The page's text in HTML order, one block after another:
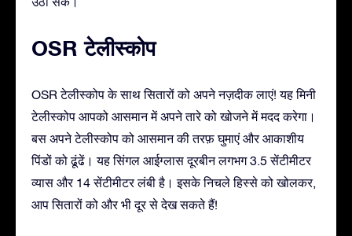
OSR टेलीस्कोप
OSR टेलीस्कोप के साथ सितारों को अपने नज़दीक लाएं! यह मिनी
टेलीस्कोप आपको आसमान में अपने तारे को खोजने में मदद करेगा।
बस अपने टेलीस्कोप को आसमान की तरफ़ घुमाएं और आकाशीय
पिंडों को ढूंढें। यह सिंगल आईग्लास दूरबीन लगभग 3.5 सेंटीमीटर
व्यास और 14 सेंटीमीटर लंबी है। इसके निचले हिस्से को खोलकर,
आप सितारों को और भी दूर से देख सकते हैं!